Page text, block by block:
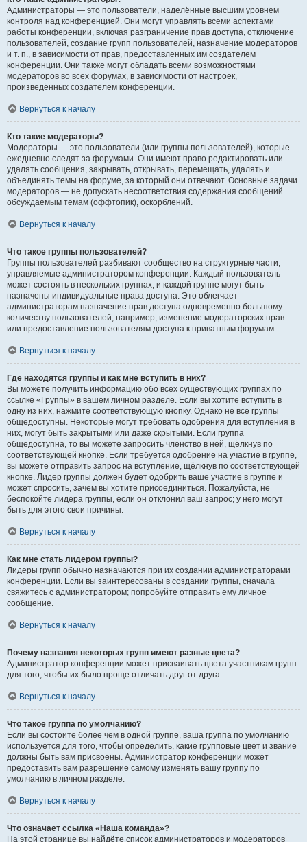
Администраторы — это пользователи, наделённые высшим уровнем
контроля над конференцией. Они могут управлять всеми аспектами
работы конференции, включая разграничение прав доступа, отключение
пользователей, создание групп пользователей, назначение модераторов
и т. п., в зависимости от прав, предоставленных им создателем
конференции. Они также могут обладать всеми возможностями
модераторов во всех форумах, в зависимости от настроек,
произведённых создателем конференции.
Вернуться к началу
Кто такие модераторы?
Модераторы — это пользователи (или группы пользователей), которые
ежедневно следят за форумами. Они имеют право редактировать или
удалять сообщения, закрывать, открывать, перемещать, удалять и
объединять темы на форуме, за который они отвечают. Основные задачи
модераторов — не допускать несоответствия содержания сообщений
обсуждаемым темам (оффтопик), оскорблений.
Вернуться к началу
Что такое группы пользователей?
Группы пользователей разбивают сообщество на структурные части,
управляемые администратором конференции. Каждый пользователь
может состоять в нескольких группах, и каждой группе могут быть
назначены индивидуальные права доступа. Это облегчает
администраторам назначение прав доступа одновременно большому
количеству пользователей, например, изменение модераторских прав
или предоставление пользователям доступа к приватным форумам.
Вернуться к началу
Где находятся группы и как мне вступить в них?
Вы можете получить информацию обо всех существующих группах по
ссылке «Группы» в вашем личном разделе. Если вы хотите вступить в
одну из них, нажмите соответствующую кнопку. Однако не все группы
общедоступны. Некоторые могут требовать одобрения для вступления в
них, могут быть закрытыми или даже скрытыми. Если группа
общедоступна, то вы можете запросить членство в ней, щёлкнув по
соответствующей кнопке. Если требуется одобрение на участие в группе,
вы можете отправить запрос на вступление, щёлкнув по соответствующей
кнопке. Лидер группы должен будет одобрить ваше участие в группе и
может спросить, зачем вы хотите присоединиться. Пожалуйста, не
беспокойте лидера группы, если он отклонил ваш запрос; у него могут
быть для этого свои причины.
Вернуться к началу
Как мне стать лидером группы?
Лидеры групп обычно назначаются при их создании администраторами
конференции. Если вы заинтересованы в создании группы, сначала
свяжитесь с администратором; попробуйте отправить ему личное
сообщение.
Вернуться к началу
Почему названия некоторых групп имеют разные цвета?
Администратор конференции может присваивать цвета участникам групп
для того, чтобы их было проще отличать друг от друга.
Вернуться к началу
Что такое группа по умолчанию?
Если вы состоите более чем в одной группе, ваша группа по умолчанию
используется для того, чтобы определить, какие групповые цвет и звание
должны быть вам присвоены. Администратор конференции может
предоставить вам разрешение самому изменять вашу группу по
умолчанию в личном разделе.
Вернуться к началу
Что означает ссылка «Наша команда»?
На этой странице вы найдёте список администраторов и модераторов